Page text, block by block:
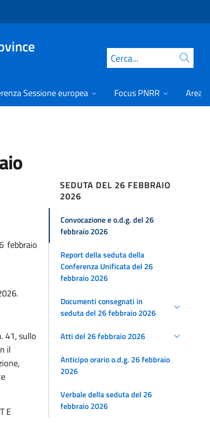
Cerca
Sessione europea Focus PNRR Area
febbraio
41, sullo
il
E
SEDUTA DEL 26 FEBBRAIO
2026
Convocazione e o.d.g. del 26
febbraio 2026
Report della seduta della
Conferenza Unificata del 26
febbraio 2026
Documenti consegnati in
seduta del 26 febbraio 2026
Atti del 26 febbraio 2026
Anticipo orario o.d.g. 26 febbraio
2026
Verbale della seduta del 26
febbraio 2026